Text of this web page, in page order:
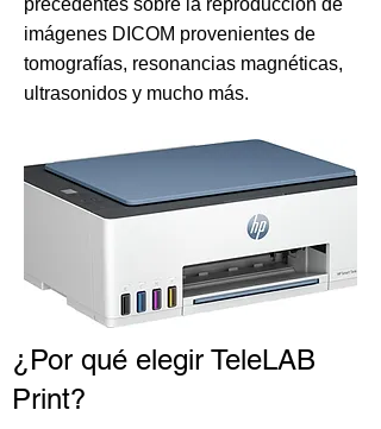
precedentes sobre la reproducción de
imágenes DICOM provenientes de
tomografías, resonancias magnéticas,
ultrasonidos y mucho más.
¿Por qué elegir TeleLAB
Print?